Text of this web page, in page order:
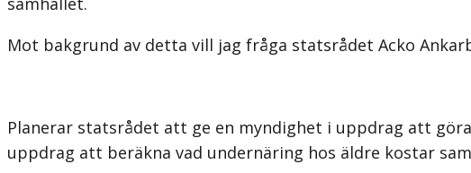
Mot bakgrund av detta vill jag fråga statsrådet Acko
Planerar statsrådet att ge en myndighet i uppdrag att
uppdrag att beräkna vad undernäring hos äldre kostar